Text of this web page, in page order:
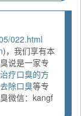
022.html
)，我们享有本
说是一家专
治疗口臭的方
去除口臭等专
微信：kangf